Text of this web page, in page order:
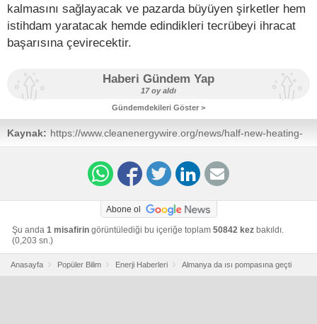
kalmasını sağlayacak ve pazarda büyüyen şirketler hem
istihdam yaratacak hemde edindikleri tecrübeyi ihracat
başarısına çevirecektir.
Haberi Gündem Yap
17 oy aldı
Gündemdekileri Göster >
Kaynak: https://www.cleanenergywire.org/news/half-new-heating-
systems-sold-germany-are-heat-pumps
Abone ol
Şu anda 1 misafirin görüntülediği bu içeriğe toplam 50842 kez bakıldı.
(0,203 sn.)
Anasayfa Popüler Bilim Enerji Haberleri Almanya da ısı pompasına geçti